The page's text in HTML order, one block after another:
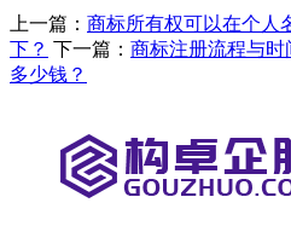
上一篇： 商标所有权可以在个人
下？ 下一篇： 商标注册流程与
多少钱？